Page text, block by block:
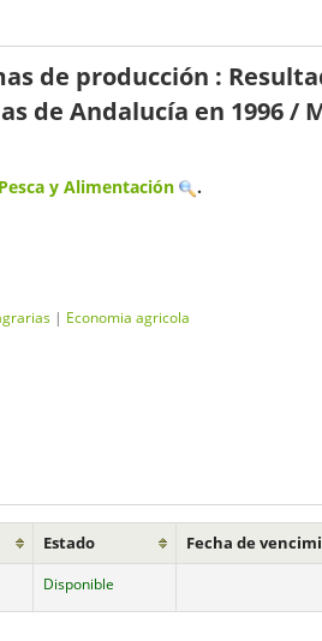
de producción :
de Andalucía en 1996/
y Alimentación .
| Economia agricola
Estado
Fecha de
Disponible